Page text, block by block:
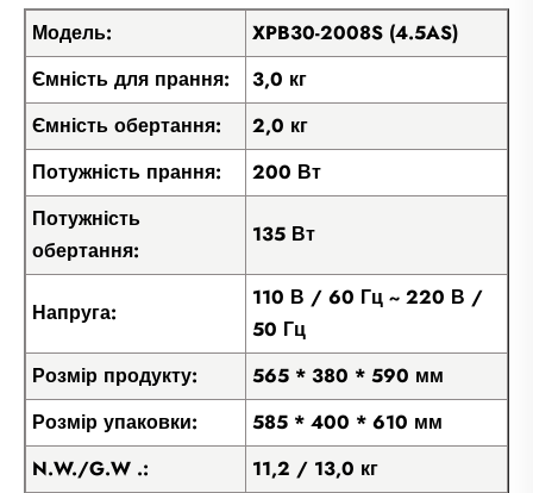
Модель:
XPB30-2008S (4.5AS)
Ємність для прання:
3,0 кг
Ємність обертання:
2,0 кг
Потужність прання:
200 Вт
Потужність
обертання:
135 Вт
Напруга:
110 В / 60 Гц ~ 220 В /
50 Гц
Розмір продукту:
565 * 380 * 590 мм
Розмір упаковки:
585 * 400 * 610 мм
N.W./G.W .:
11,2 / 13,0 кг